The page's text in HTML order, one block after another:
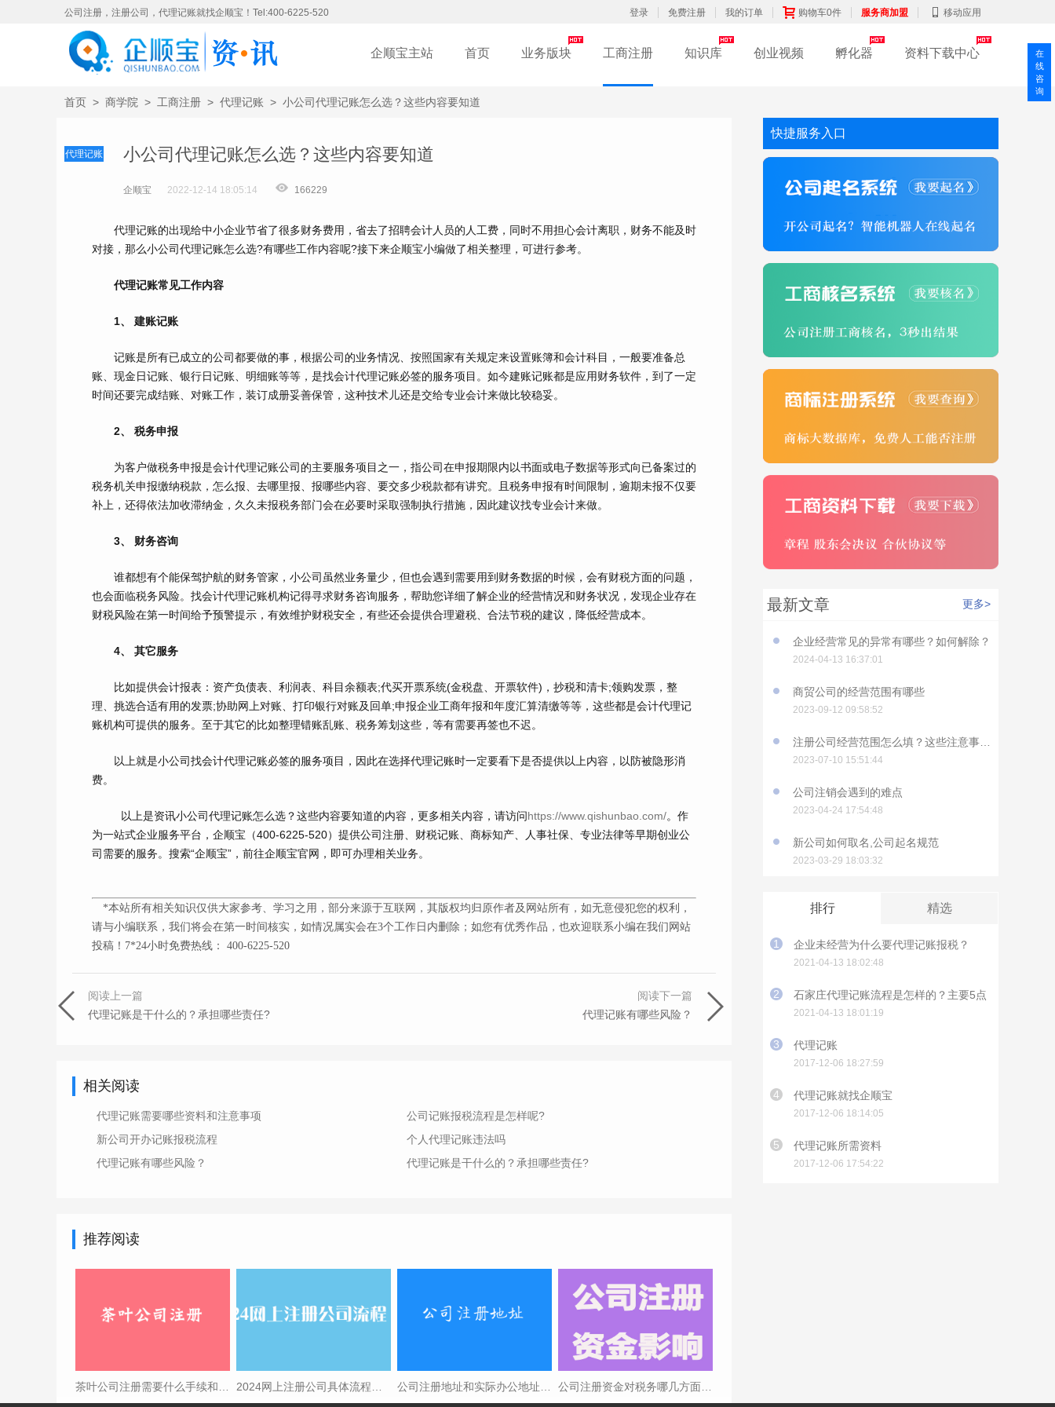
公司注册，注册公司，代理记账就找企顺宝！Tel:400-6225-520 登录 免费注册 我的订单 购物车0件 服务商加盟 移动应用
企顺宝主站 首页 业务版块 工商注册 知识库 创业视频 孵化器 资料下载中心
首页 > 商学院 > 工商注册 > 代理记账 > 小公司代理记账怎么选？这些内容要知道
快捷服务入口
最新文章 更多>
企业经营常见的异常有哪些？如何解除？
2024-04-13 16:37:01
商贸公司的经营范围有哪些
2023-09-12 09:58:52
2023-07-10 15:51:44
公司注销会遇到的难点
2023-04-24 17:54:48
新公司如何取名,公司起名规范
2023-03-29 18:03:32
排行 精选
1 企业未经营为什么要代理记账报税？
2021-04-13 18:02:48
2 石家庄代理记账流程是怎样的？主要5点
2021-04-13 18:01:19
3 代理记账
2017-12-06 18:27:59
4 代理记账就找企顺宝
2017-12-06 18:14:05
5 代理记账所需资料
2017-12-06 17:54:22
代理记账 小公司代理记账怎么选？这些内容要知道
企顺宝 2022-12-14 18:05:14 166229
代理记账的出现给中小企业节省了很多财务费用，省去了招聘会计人员的人工费，同时不用担心会计离职，财务不能及时
对接，那么小公司代理记账怎么选?有哪些工作内容呢?接下来企顺宝小编做了相关整理，可进行参考。
代理记账常见工作内容
1、 建账记账
记账是所有已成立的公司都要做的事，根据公司的业务情况、按照国家有关规定来设置账簿和会计科目，一般要准备总
账、现金日记账、银行日记账、明细账等等，是找会计代理记账必签的服务项目。如今建账记账都是应用财务软件，到了一定
时间还要完成结账、对账工作，装订成册妥善保管，这种技术儿还是交给专业会计来做比较稳妥。
2、 税务申报
为客户做税务申报是会计代理记账公司的主要服务项目之一，指公司在申报期限内以书面或电子数据等形式向已备案过的
税务机关申报缴纳税款，怎么报、去哪里报、报哪些内容、要交多少税款都有讲究。且税务申报有时间限制，逾期未报不仅要
补上，还得依法加收滞纳金，久久未报税务部门会在必要时采取强制执行措施，因此建议找专业会计来做。
3、 财务咨询
谁都想有个能保驾护航的财务管家，小公司虽然业务量少，但也会遇到需要用到财务数据的时候，会有财税方面的问题，
也会面临税务风险。找会计代理记账机构记得寻求财务咨询服务，帮助您详细了解企业的经营情况和财务状况，发现企业存在
财税风险在第一时间给予预警提示，有效维护财税安全，有些还会提供合理避税、合法节税的建议，降低经营成本。
4、 其它服务
比如提供会计报表：资产负债表、利润表、科目余额表;代买开票系统(金税盘、开票软件)，抄税和清卡;领购发票，整
理、挑选合适有用的发票;协助网上对账、打印银行对账及回单;申报企业工商年报和年度汇算清缴等等，这些都是会计代理记
账机构可提供的服务。至于其它的比如整理错账乱账、税务筹划这些，等有需要再签也不迟。
以上就是小公司找会计代理记账必签的服务项目，因此在选择代理记账时一定要看下是否提供以上内容，以防被隐形消
费。
以上是资讯小公司代理记账怎么选？这些内容要知道的内容，更多相关内容，请访问https://www.qishunbao.com/。作
为一站式企业服务平台，企顺宝（400-6225-520）提供公司注册、财税记账、商标知产、人事社保、专业法律等早期创业公
司需要的服务。搜索“企顺宝”，前往企顺宝官网，即可办理相关业务。
*本站所有相关知识仅供大家参考、学习之用，部分来源于互联网，其版权均归原作者及网站所有，如无意侵犯您的权利，
请与小编联系，我们将会在第一时间核实，如情况属实会在3个工作日内删除；如您有优秀作品，也欢迎联系小编在我们网站
投稿！7*24小时免费热线： 400-6225-520
阅读上一篇
代理记账是干什么的？承担哪些责任?
阅读下一篇
代理记账有哪些风险？
相关阅读
代理记账需要哪些资料和注意事项
公司记账报税流程是怎样呢?
新公司开办记账报税流程
个人代理记账违法吗
代理记账有哪些风险？
代理记账是干什么的？承担哪些责任?
推荐阅读
在
线
咨
询